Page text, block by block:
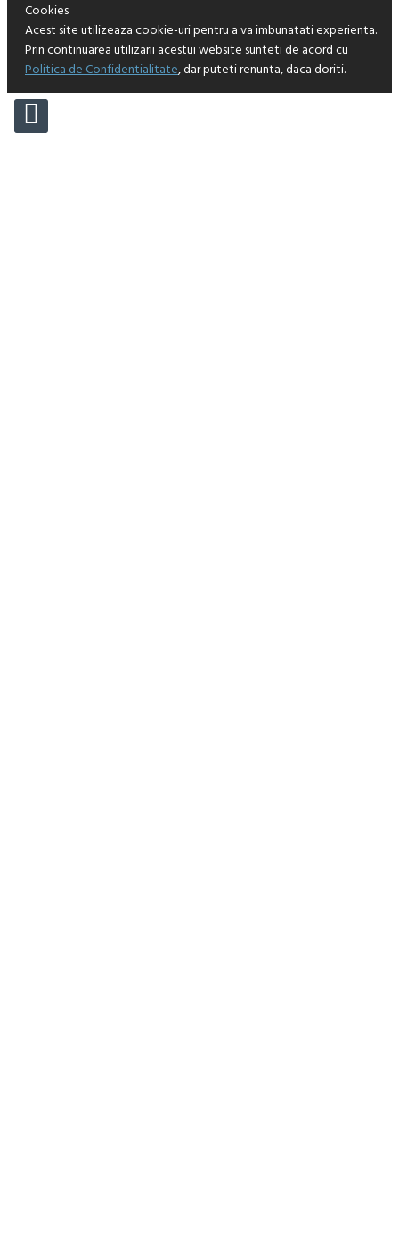
Cookies
Acest site utilizeaza cookie-uri pentru a va imbunatati experienta.
Prin continuarea utilizarii acestui website sunteti de acord cu
Politica de Confidentialitate, dar puteti renunta, daca doriti.